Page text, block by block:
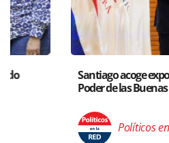
Santiago acoge exposición del
Poder de las Buenas Palabras”
Políticos en la RED